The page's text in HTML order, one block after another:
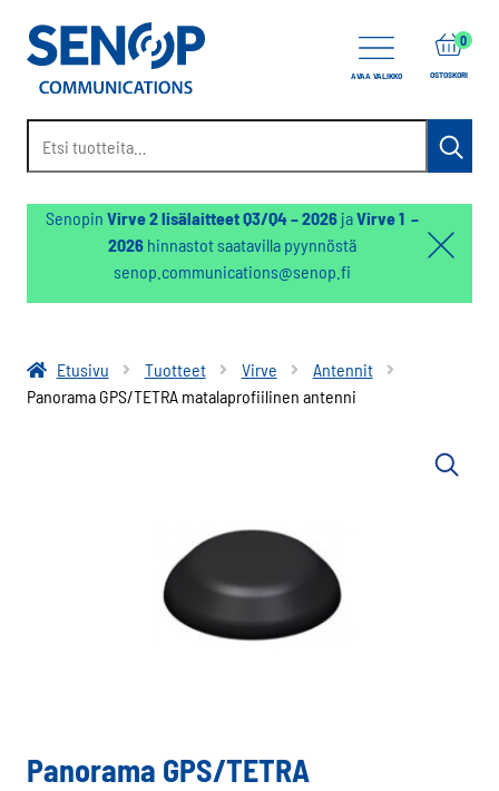
AVAA VALIKKO OSTOSKORI
0
Senopin Virve 2 lisälaitteet Q3/Q4 – 2026jaVirve 1 –
2026hinnastot saatavilla pyynnöstä
senop.communications@senop.fi
Etusivu Tuotteet Virve
Antennit
Panorama GPS/TETRA matalaprofiilinen antenni
Panorama GPS/TETRA